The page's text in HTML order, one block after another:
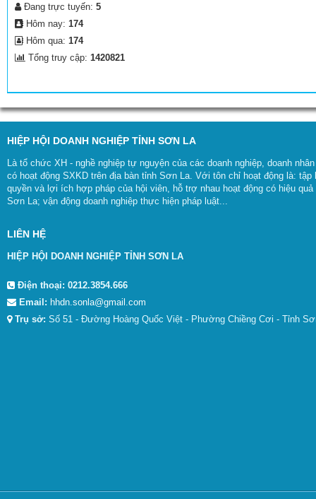
Đang trực tuyến: 5
Hôm nay: 174
Hôm qua: 174
Tổng truy cập: 1420821
HIỆP HỘI DOANH NGHIỆP TỈNH SƠN LA
Là tổ chức XH - nghề nghiệp tự nguyện của các doanh nghiệp, doanh
có hoạt động SXKD trên địa bàn tỉnh Sơn La. Với tôn chỉ hoạt động là: tập
quyền và lợi ích hợp pháp của hội viên, hỗ trợ nhau hoạt động có hiệu
Sơn La; vận động doanh nghiệp thực hiện pháp luật...
LIÊN HỆ
HIỆP HỘI DOANH NGHIỆP TỈNH SƠN LA
Điện thoại: 0212.3854.666
Email: hhdn.sonla@gmail.com
Trụ sở: Số 51 - Đường Hoàng Quốc Việt - Phường Chiềng Cơi - Tỉnh